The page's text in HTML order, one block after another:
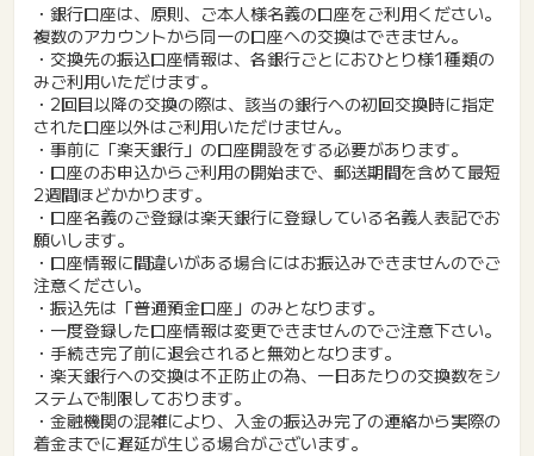
・銀行口座は、原則、ご本人様名義の口座をご利用ください。
複数のアカウントから同一の口座への交換はできません。
・交換先の振込口座情報は、各銀行ごとにおひとり様1種類の
みご利用いただけます。
・2回目以降の交換の際は、該当の銀行への初回交換時に指定
された口座以外はご利用いただけません。
・事前に「楽天銀行」の口座開設をする必要があります。
・口座のお申込からご利用の開始まで、郵送期間を含めて最短
2週間ほどかかります。
・口座名義のご登録は楽天銀行に登録している名義人表記でお
願いします。
・口座情報に間違いがある場合にはお振込みできませんのでご
注意ください。
・振込先は「普通預金口座」のみとなります。
・一度登録した口座情報は変更できませんのでご注意下さい。
・手続き完了前に退会されると無効となります。
・楽天銀行への交換は不正防止の為、一日あたりの交換数をシ
ステムで制限しております。
・金融機関の混雑により、入金の振込み完了の連絡から実際の
着金までに遅延が生じる場合がございます。